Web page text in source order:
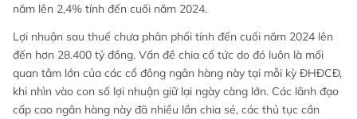
năm lên 2,4% tính đến cuối năm 2024.
Lợi nhuận sau thuế chưa phân phối tính đến cuối năm 2024 lên
đến hơn 28.400 tỷ đồng. Vấn đề chia cổ tức do đó luôn là mối
quan tâm lớn của các cổ đông ngân hàng này tại mỗi kỳ ĐHĐCĐ,
khi nhìn vào con số lợi nhuận giữ lại ngày càng lớn. Các lãnh đạo
cấp cao ngân hàng này đã nhiều lần chia sẻ, các thủ tục cần